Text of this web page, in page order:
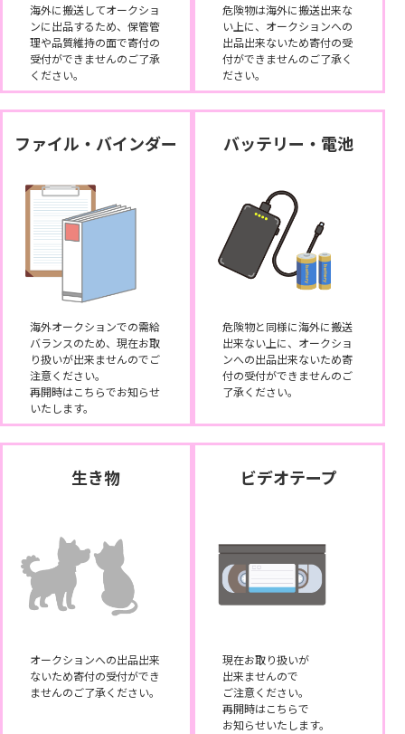
海外に搬送してオークショ
ンに出品するため、保管管
理や品質維持の面で寄付の
受付ができませんのご了承
ください。
危険物は海外に搬送出来な
い上に、オークションへの
出品出来ないため寄付の受
付ができませんのご了承く
ださい。
ファイル・バインダー
海外オークションでの需給
バランスのため、現在お取
り扱いが出来ませんのでご
注意ください。
再開時はこちらでお知らせ
いたします。
バッテリー・電池
危険物と同様に海外に搬送
出来ない上に、オークショ
ンへの出品出来ないため寄
付の受付ができませんのご
了承ください。
生き物
オークションへの出品出来
ないため寄付の受付ができ
ませんのご了承ください。
ビデオテープ
現在お取り扱いが
出来ませんので
ご注意ください。
再開時はこちらで
お知らせいたします。